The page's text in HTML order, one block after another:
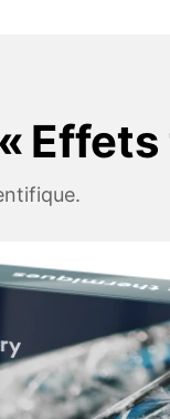
Effets